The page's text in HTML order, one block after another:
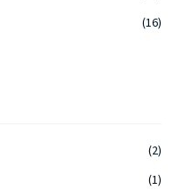
(16)
(2)
(1)